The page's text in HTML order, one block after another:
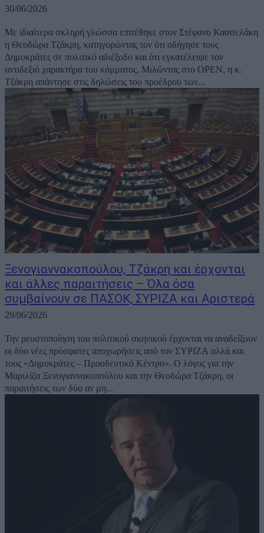
30/06/2026
Με ιδιαίτερα σκληρή γλώσσα επιτέθηκε στον Στέφανο Κασσελάκη
η Θεοδώρα Τζάκρη, κατηγορώντας τον ότι οδήγησε τους
Δημοκράτες σε πολιτικό αδιέξοδο και ότι εγκατέλειψε τον
αντιδεξιό χαρακτήρα του κόμματος. Μιλώντας στο OPEN, η κ.
Τζάκρη απάντησε στις δηλώσεις του προέδρου των...
Ξενογιαννακοπούλου, Τζάκρη και έρχονται
και άλλες παραιτήσεις – Όλα όσα
συμβαίνουν σε ΠΑΣΟΚ, ΣΥΡΙΖΑ και Αριστερά
29/06/2026
Την ρευστοποίηση του πολιτικού σκηνικού έρχονται να αναδείξουν
οι δύο νέες πρόσφατες αποχωρήσεις από τον ΣΥΡΙΖΑ αλλά και
τους «Δημοκράτες – Προοδευτικό Κέντρο». Ο λόγος για την
Μαριλίζα Ξενογιαννακοπούλου και την Θεοδώρα Τζάκρη, οι
παραιτήσεις των δύο αν μη...